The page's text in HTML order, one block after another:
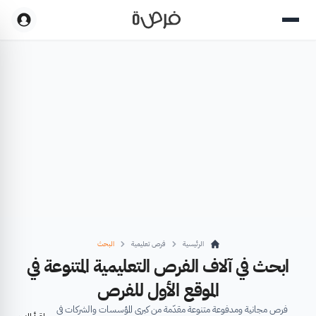
الرئيسية فرص تعليمية البحث
ابحث في آلاف الفرص التعليمية المتنوعة في
الموقع الأول للفرص
فرص مجانية ومدفوعة متنوعة مقدّمة من كبرى المؤسسات والشركات في